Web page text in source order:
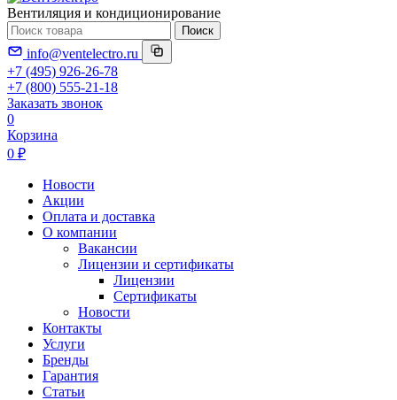
Вентиляция и кондиционирование
Поиск
info@ventelectro.ru
+7 (495) 926-26-78
+7 (800) 555-21-18
Заказать звонок
0
Корзина
0 ₽
Новости
Акции
Оплата и доставка
О компании
Вакансии
Лицензии и сертификаты
Лицензии
Сертификаты
Новости
Контакты
Услуги
Бренды
Гарантия
Статьи